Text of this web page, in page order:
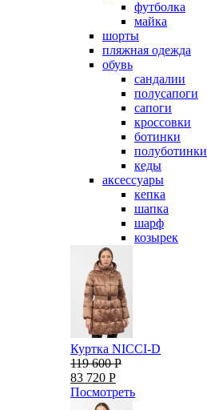
футболка
майка
шорты
пляжная одежда
oбувь
сандалии
полусапоги
сапоги
кроссовки
ботинки
полуботинки
кеды
аксессуары
кепка
шапка
шарф
козырек
Куртка NICCI-D
119 600 Р
83 720 Р
Посмотреть